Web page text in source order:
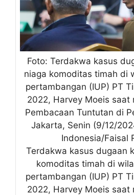
Foto: Terdakwa kasus
niaga komoditas timah di
pertambangan (IUP) PT
2022, Harvey Moeis saat
Pembacaan Tuntutan di
Jakarta, Senin (9/12/
Indonesia/Faisal
Terdakwa kasus dugaan
komoditas timah di
pertambangan (IUP) PT
2022, Harvey Moeis saat